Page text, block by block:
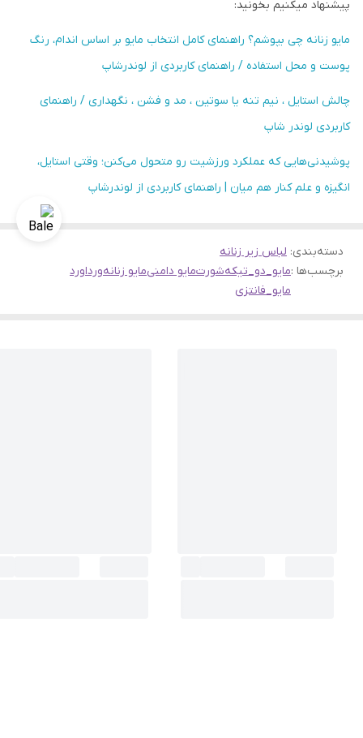
پیشنهاد میکنیم بخونید:
مایو زنانه چی بپوشم؟ راهنمای کامل انتخاب مایو بر اساس اندام، رنگ
پوست و محل استفاده / راهنمای کاربردی از لوندرشاپ
چالش استایل ، نیم تنه یا سوتین ، مد و فشن ، نگهداری / راهنمای
کاربردی لوندر شاپ
پوشیدنی‌هایی که عملکرد ورزشیت رو متحول می‌کنن؛ وقتی استایل،
انگیزه و علم کنار هم میان | راهنمای کاربردی از لوندرشاپ
دسته‌بندی: لباس زیر زنانه
برچسب‌ها :مایو_دو_تیکهشورتمایو دامنیمایو زنانهورداورد
مایو_فانتزی